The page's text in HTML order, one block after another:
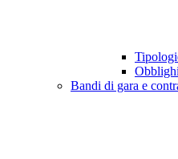
Bandi di gara e